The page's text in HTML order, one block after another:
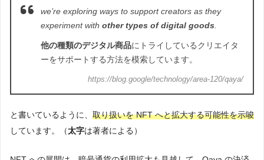
we’re exploring ways to support creators as they
experiment with other types of digital goods
他の種類のデジタル商品にトライしているクリエイタ
ーをサポートする方法を模索しています。
https://blog.google/technology/area-120/qaya/
と書いているように、 取り扱いを NFT へと拡大する可能性を示唆
しています。（太字は著者による）